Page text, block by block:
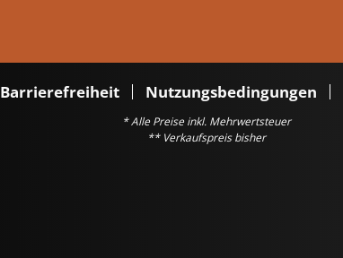
Barrierefreiheit Nutzungsbedingungen
* Alle Preise inkl. Mehrwertsteuer
** Verkaufspreis bisher